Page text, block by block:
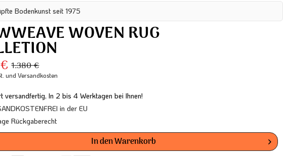
Bodenkunst seit 1975
WOVEN RUG
1.380 €
und Versandkosten
versandfertig, In 2 bis 4 Werktagen bei Ihnen!
in der EU
Rückgaberecht
In denWarenkorb